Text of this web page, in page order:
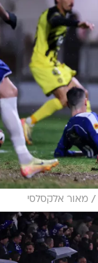
/ מאור אלקסלסי